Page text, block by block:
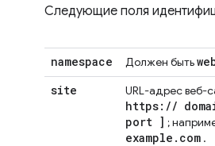
Следующие поля
namespace Должен быть
site URL-адрес веб-
https: //
port ] ;
example . com .